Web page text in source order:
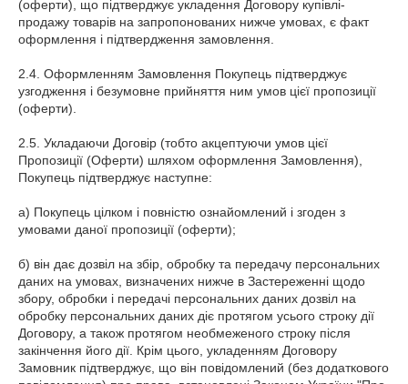
(оферти), що підтверджує укладення Договору купівлі-
продажу товарів на запропонованих нижче умовах, є факт
оформлення і підтвердження замовлення.
2.4. Оформленням Замовлення Покупець підтверджує
узгодження і безумовне прийняття ним умов цієї пропозиції
(оферти).
2.5. Укладаючи Договір (тобто акцептуючи умов цієї
Пропозиції (Оферти) шляхом оформлення Замовлення),
Покупець підтверджує наступне:
а) Покупець цілком і повністю ознайомлений і згоден з
умовами даної пропозиції (оферти);
б) він дає дозвіл на збір, обробку та передачу персональних
даних на умовах, визначених нижче в Застереженні щодо
збору, обробки і передачі персональних даних дозвіл на
обробку персональних даних діє протягом усього строку дії
Договору, а також протягом необмеженого строку після
закінчення його дії. Крім цього, укладенням Договору
Замовник підтверджує, що він повідомлений (без додаткового